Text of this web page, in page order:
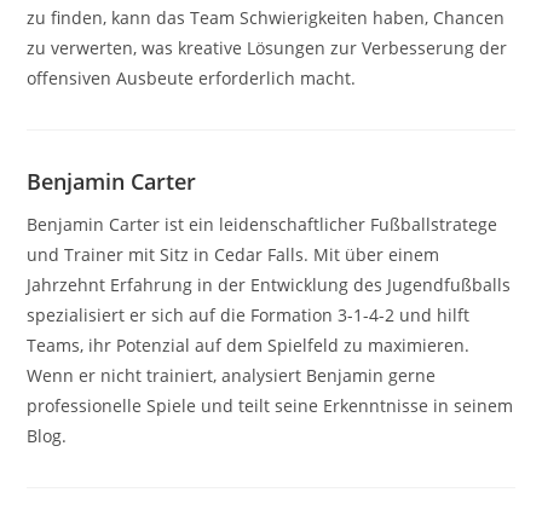
zu finden, kann das Team Schwierigkeiten haben, Chancen
zu verwerten, was kreative Lösungen zur Verbesserung der
offensiven Ausbeute erforderlich macht.
Benjamin Carter
Benjamin Carter ist ein leidenschaftlicher Fußballstratege
und Trainer mit Sitz in Cedar Falls. Mit über einem
Jahrzehnt Erfahrung in der Entwicklung des Jugendfußballs
spezialisiert er sich auf die Formation 3-1-4-2 und hilft
Teams, ihr Potenzial auf dem Spielfeld zu maximieren.
Wenn er nicht trainiert, analysiert Benjamin gerne
professionelle Spiele und teilt seine Erkenntnisse in seinem
Blog.